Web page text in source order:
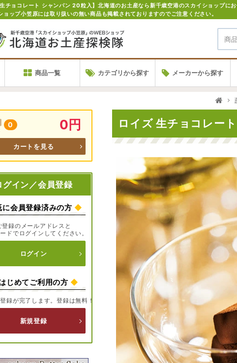
ョップ小笠原には取り扱いの無い商品も掲載されておりますのでご注意ください。
商品一覧 カテゴリから探す メーカーから探す
ロイズ 生チョコレー
0 0円
カートを見る
グイン／会員登録
に会員登録済みの方 ◆
登録のメールアドレスと
ドでログインしてください。
ログイン
じめてご利用の方 ◆
録が完了します。登録は無料！
新規登録